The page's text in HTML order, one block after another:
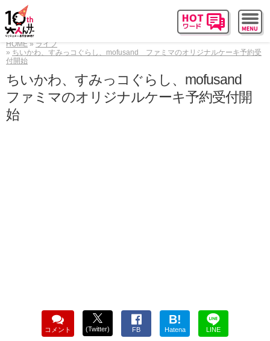
HOME
ライフ
ちいかわ、すみっコぐらし、mofusand ファミマのオリジナルケーキ予約受
付開始
ちいかわ、すみっコぐらし、mofusand
ファミマのオリジナルケーキ予約受付開
始
コメント (Twitter) FB
B!
Hatena LINE